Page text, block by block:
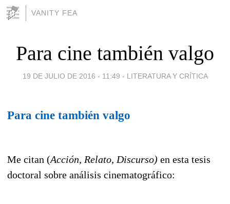
VANITY FEA
Para cine también valgo
19 DE JULIO DE 2016 - 11:49 - LITERATURA Y CRÍTICA
Para cine también valgo
Me citan (Acción, Relato, Discurso) en esta tesis
doctoral sobre análisis cinematográfico: